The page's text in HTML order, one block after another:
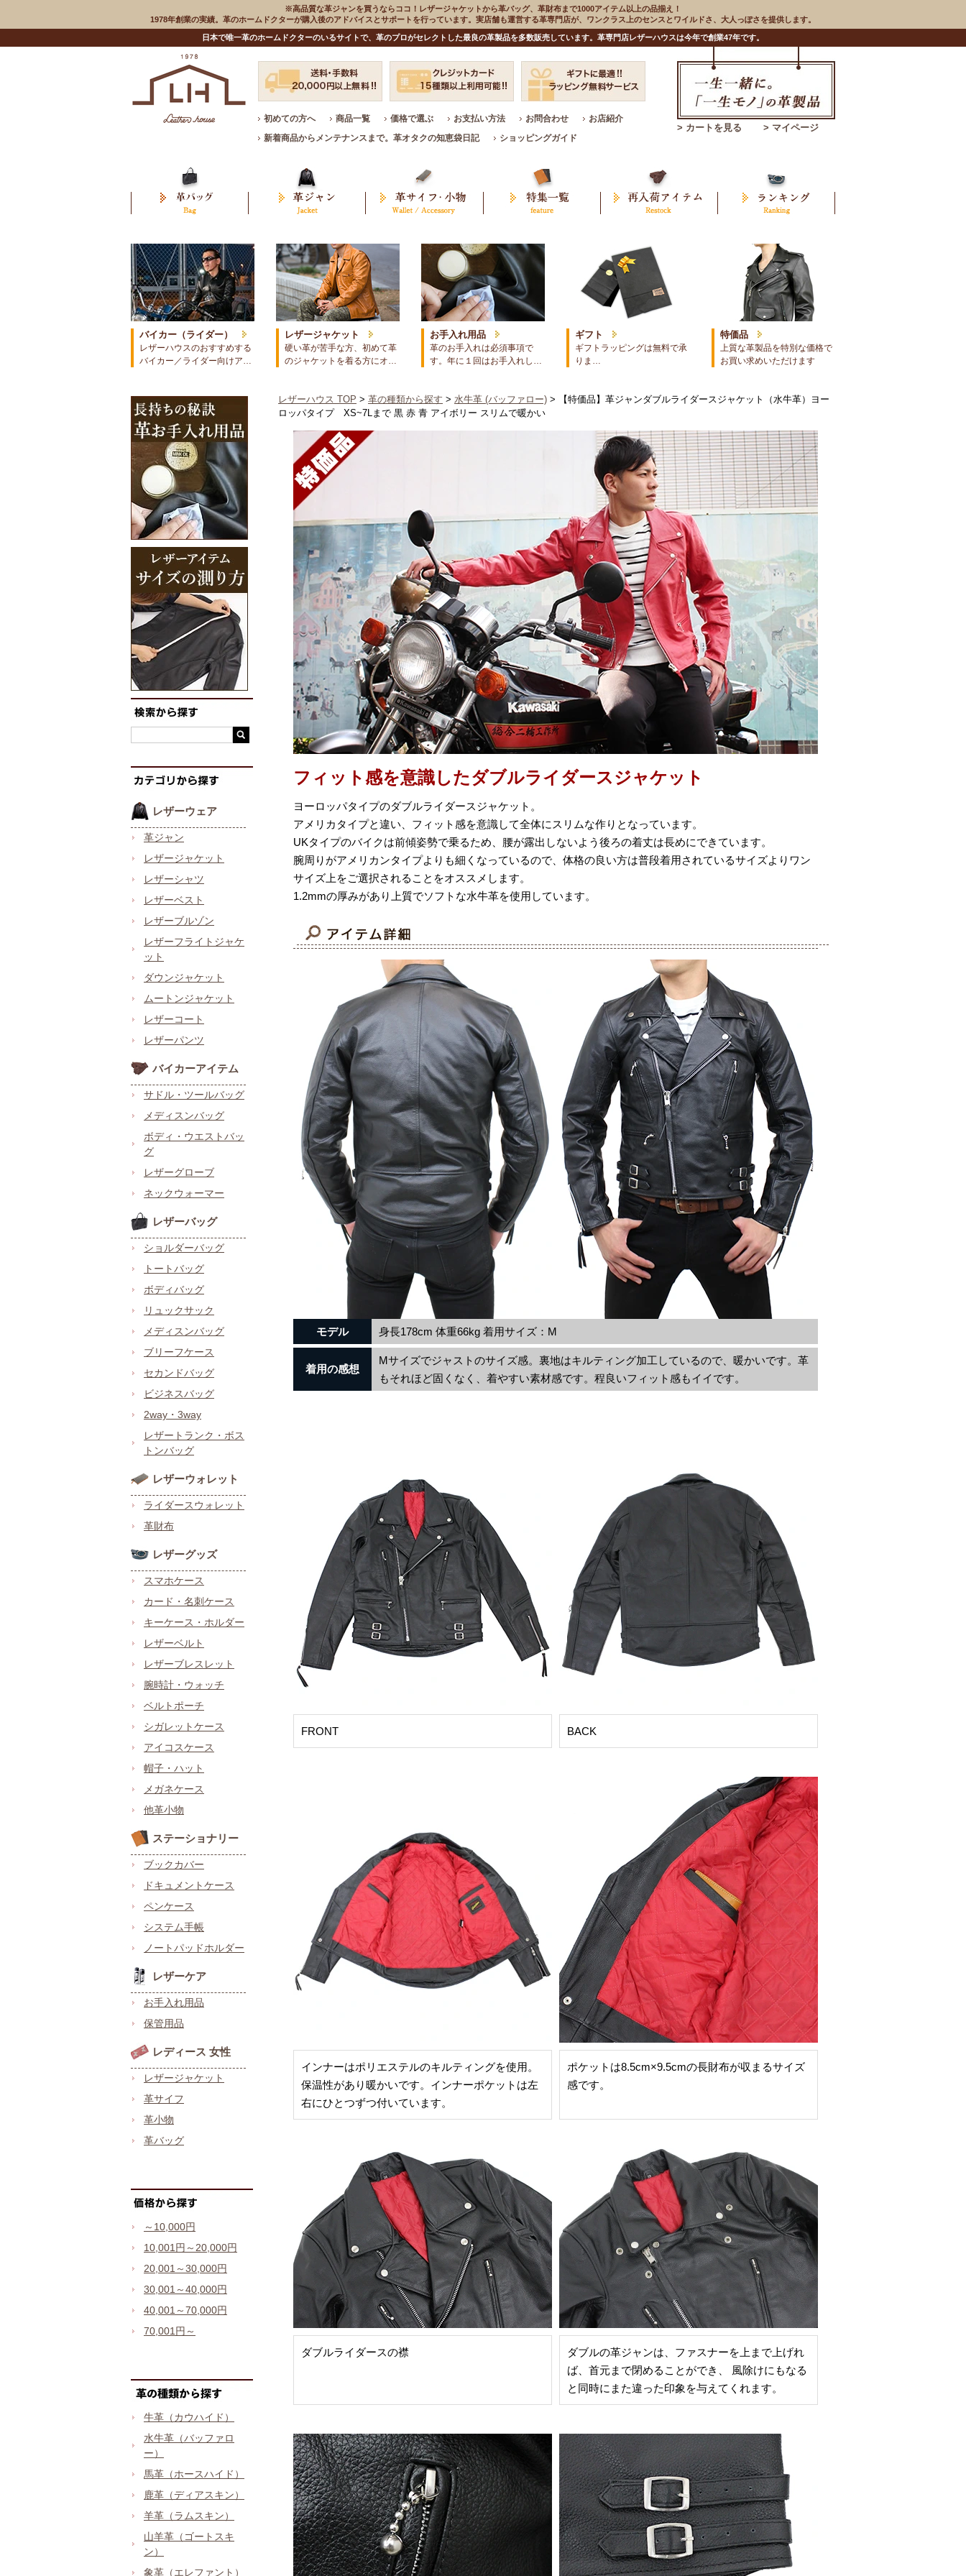
※高品質な革ジャンを買うならココ！レザージャケットから革バッグ、革財布まで1000アイテム以上の品揃え！
1978年創業の実績。革のホームドクターが購入後のアドバイスとサポートを行っています。実店舗も運営する革専門店が、ワンクラス上のセンスとワイルドさ、大人っぽさを提供します。
日本で唯一革のホームドクターのいるサイトで、革のプロがセレクトした最良の革製品を多数販売しています。革専門店レザーハウスは今年で創業47年です。
初めての方へ 商品一覧 価格で選ぶ お支払い方法 お問合わせ
お店紹介
新着商品からメンテナンスまで。革オタクの知恵袋日記
ショッピングガイド
> カートを見る > マイページ
バイカー（ライダー）
レザーハウスのおすすめする
バイカー／ライダー向けア…
レザージャケット
硬い革が苦手な方、初めて革
のジャケットを着る方にオ…
お手入れ用品
革のお手入れは必須事項で
す。年に１回はお手入れし…
ギフト
ギフトラッピングは無料で承
りま…
特価品
上質な革製品を特別な価格で
お買い求めいただけます
レザーウェア
革ジャン
レザージャケット
レザーシャツ
レザーベスト
レザーブルゾン
レザーフライトジャケ
ット
ダウンジャケット
ムートンジャケット
レザーコート
レザーパンツ
バイカーアイテム
サドル・ツールバッグ
メディスンバッグ
ボディ・ウエストバッ
グ
レザーグローブ
ネックウォーマー
レザーバッグ
ショルダーバッグ
トートバッグ
ボディバッグ
リュックサック
メディスンバッグ
ブリーフケース
セカンドバッグ
ビジネスバッグ
2way・3way
レザートランク・ボス
トンバッグ
レザーウォレット
ライダースウォレット
革財布
レザーグッズ
スマホケース
カード・名刺ケース
キーケース・ホルダー
レザーベルト
レザーブレスレット
腕時計・ウォッチ
ベルトポーチ
シガレットケース
アイコスケース
帽子・ハット
メガネケース
他革小物
ステーショナリー
ブックカバー
ドキュメントケース
ペンケース
システム手帳
ノートパッドホルダー
レザーケア
お手入れ用品
保管用品
レディース 女性
レザージャケット
革サイフ
革小物
革バッグ
～10,000円
10,001円～20,000円
20,001～30,000円
30,001～40,000円
40,001～70,000円
70,001円～
牛革（カウハイド）
水牛革（バッファロ
ー）
馬革（ホースハイド）
鹿革（ディアスキン）
羊革（ラムスキン）
山羊革（ゴートスキ
ン）
象革（エレファント）
レザーハウス TOP > 革の種類から探す > 水牛革 (バッファロー) > 【特価品】革ジャンダブルライダースジャケット（水牛革）ヨー
ロッパタイプ XS~7Lまで 黒 赤 青 アイボリー スリムで暖かい
フィット感を意識したダブルライダースジャケット
ヨーロッパタイプのダブルライダースジャケット。
アメリカタイプと違い、フィット感を意識して全体にスリムな作りとなっています。
UKタイプのバイクは前傾姿勢で乗るため、腰が露出しないよう後ろの着丈は長めにできています。
腕周りがアメリカンタイプよりも細くなっているので、体格の良い方は普段着用されているサイズよりワン
サイズ上をご選択されることをオススメします。
1.2mmの厚みがあり上質でソフトな水牛革を使用しています。
モデル 身長178cm 体重66kg 着用サイズ：M
着用の感想
Mサイズでジャストのサイズ感。裏地はキルティング加工しているので、暖かいです。革
もそれほど固くなく、着やすい素材感です。程良いフィット感もイイです。
FRONT BACK
インナーはポリエステルのキルティングを使用。
保温性があり暖かいです。インナーポケットは左
右にひとつずつ付いています。
ポケットは8.5cm×9.5cmの長財布が収まるサイズ
感です。
ダブルライダースの襟
ダブルの革ジャンは、ファスナーを上まで上げれ
ば、首元まで閉めることができ、 風除けにもなる
と同時にまた違った印象を与えてくれます。